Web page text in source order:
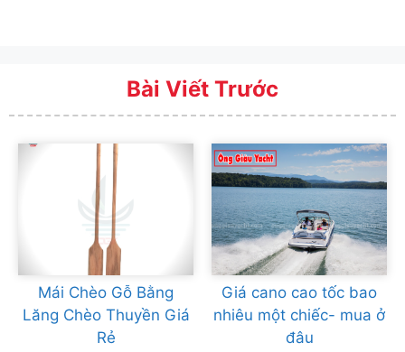
Bài Viết Trước
Mái Chèo Gỗ Bằng
Lăng Chèo Thuyền Giá
Rẻ
Giá cano cao tốc bao
nhiêu một chiếc- mua ở
đâu